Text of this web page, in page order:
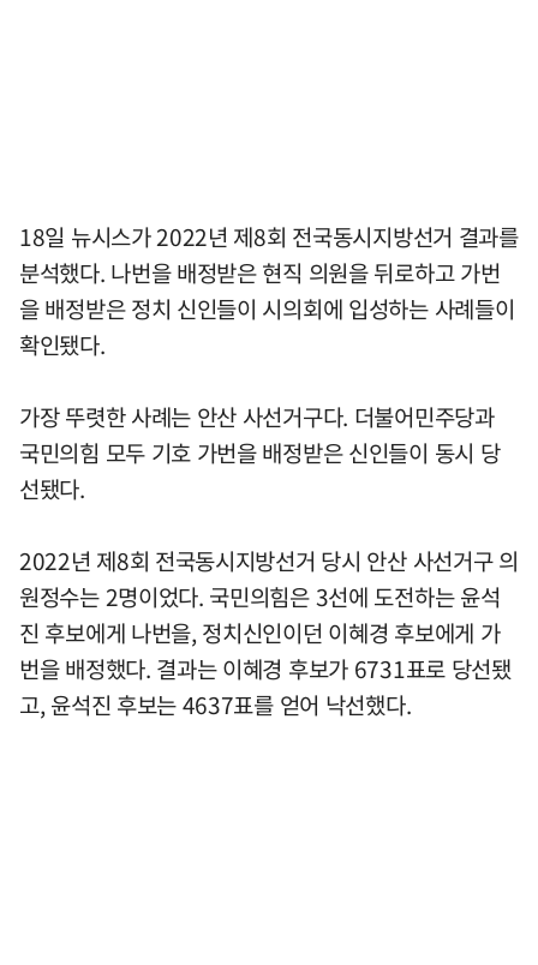
18일 뉴시스가 2022년 제8회 전국동시지방선거 결과를
분석했다. 나번을 배정받은 현직 의원을 뒤로하고 가번
을 배정받은 정치 신인들이 시의회에 입성하는 사례들이
확인됐다.
가장 뚜렷한 사례는 안산 사선거구다. 더불어민주당과
국민의힘 모두 기호 가번을 배정받은 신인들이 동시 당
선됐다.
2022년 제8회 전국동시지방선거 당시 안산 사선거구 의
원정수는 2명이었다. 국민의힘은 3선에 도전하는 윤석
진 후보에게 나번을, 정치신인이던 이혜경 후보에게 가
번을 배정했다. 결과는 이혜경 후보가 6731표로 당선됐
고, 윤석진 후보는 4637표를 얻어 낙선했다.